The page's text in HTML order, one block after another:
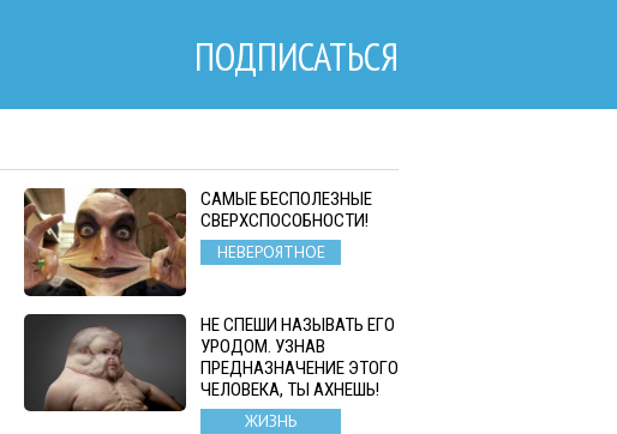
ПОДПИСАТЬСЯ
САМЫЕ БЕСПОЛЕЗНЫЕ
СВЕРХСПОСОБНОСТИ!
НЕВЕРОЯТНОЕ
НЕ СПЕШИ НАЗЫВАТЬ ЕГО
УРОДОМ. УЗНАВ
ПРЕДНАЗНАЧЕНИЕ ЭТОГО
ЧЕЛОВЕКА, ТЫ АХНЕШЬ!
ЖИЗНЬ